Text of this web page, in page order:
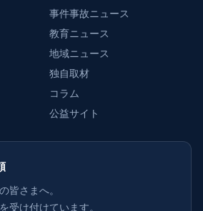
事件事故ニュース
教育ニュース
地域ニュース
独自取材
コラム
公益サイト
皆さまへ。
受け付けています。